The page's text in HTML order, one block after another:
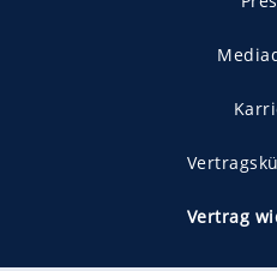
Vertrag